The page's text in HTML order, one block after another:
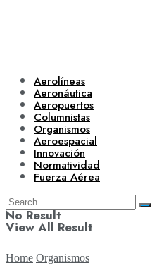
Aerolíneas
Aeronáutica
Aeropuertos
Columnistas
Organismos
Aeroespacial
Innovación
Normatividad
Fuerza Aérea
No Result
View All Result
Home Organismos